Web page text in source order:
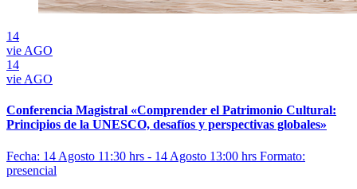
14
vie AGO
14
vie AGO
Conferencia Magistral «Comprender el Patrimonio Cultural:
Principios de la UNESCO, desafíos y perspectivas globales»
Fecha: 14 Agosto 11:30 hrs - 14 Agosto 13:00 hrs Formato:
presencial